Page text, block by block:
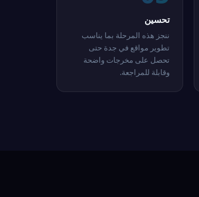
تحسين
ننجز هذه المرحلة بما يناسب
تطوير مواقع في جدة حتى
تحصل على مخرجات واضحة
وقابلة للمراجعة.